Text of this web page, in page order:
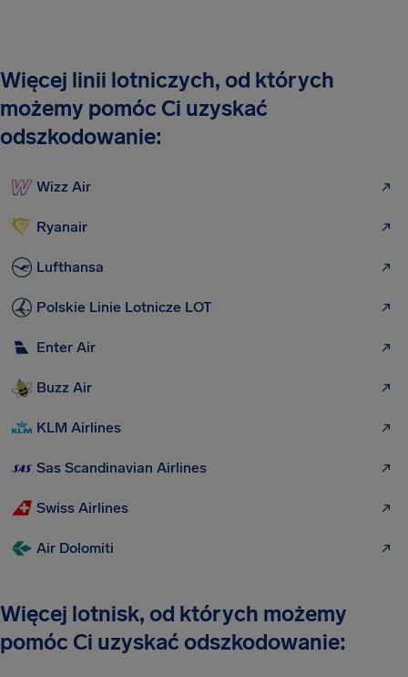
Więcej linii lotniczych, od których
możemy pomóc Ci uzyskać
odszkodowanie:
Wizz Air
Ryanair
Lufthansa
Polskie Linie Lotnicze LOT
Enter Air
Buzz Air
KLM Airlines
Sas Scandinavian Airlines
Swiss Airlines
Air Dolomiti
Więcej lotnisk, od których możemy
pomóc Ci uzyskać odszkodowanie: